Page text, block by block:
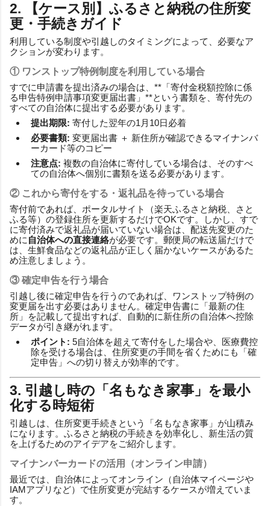
2. 【ケース別】ふるさと納税の住所変
更・手続きガイド
利用している制度や引越しのタイミングによって、必要なア
クションが変わります。
① ワンストップ特例制度を利用している場合
すでに申請書を提出済みの場合は、**「寄付金税額控除に係
る申告特例申請事項変更届出書」**という書類を、寄付先の
すべての自治体に提出する必要があります。
提出期限: 寄付した翌年の1月10日必着
必要書類: 変更届出書 ＋ 新住所が確認できるマイナンバ
ーカード等のコピー
注意点: 複数の自治体に寄付している場合は、そのすべ
ての自治体へ個別に書類を送る必要があります。
② これから寄付をする・返礼品を待っている場合
寄付前であれば、ポータルサイト（楽天ふるさと納税、さと
ふる等）の登録住所を更新するだけでOKです。しかし、すで
に寄付済みで返礼品が届いていない場合は、配送先変更のた
めに 自治体への直接連絡が必要です。郵便局の転送届だけで
は、生鮮食品などの返礼品が正しく届かないケースがあるた
め注意しましょう。
③ 確定申告を行う場合
引越し後に確定申告を行うのであれば、ワンストップ特例の
変更届を出す必要はありません。確定申告書に「最新の住
所」を記載して提出すれば、自動的に新住所の自治体へ控除
データが引き継がれます。
ポイント: 5自治体を超えて寄付をした場合や、医療費控
除を受ける場合は、住所変更の手間を省くためにも「確
定申告」への切り替えが効率的です。
3. 引越し時の「名もなき家事」を最小
化する時短術
引越しは、住所変更手続きという「名もなき家事」が山積み
になります。ふるさと納税の手続きを効率化し、新生活の質
を上げるためのアイデアをご紹介します。
マイナンバーカードの活用（オンライン申請）
最近では、自治体によってオンライン（自治体マイページや
IAMアプリなど）で住所変更が完結するケースが増えていま
す。